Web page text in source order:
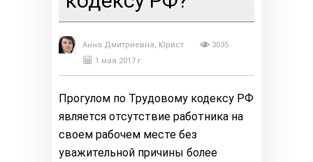
Анна Дмитриевна, Юрист
3035
1 мая 2017 г.
Прогулом по Трудовому кодексу РФ
является отсутствие работника на
своем рабочем месте без
уважительной причины более